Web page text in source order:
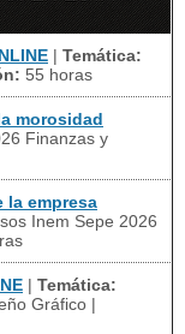
| Temática:
55 horas
morosidad
Finanzas y
la empresa
Inem Sepe 2026
| Temática:
Gráfico |